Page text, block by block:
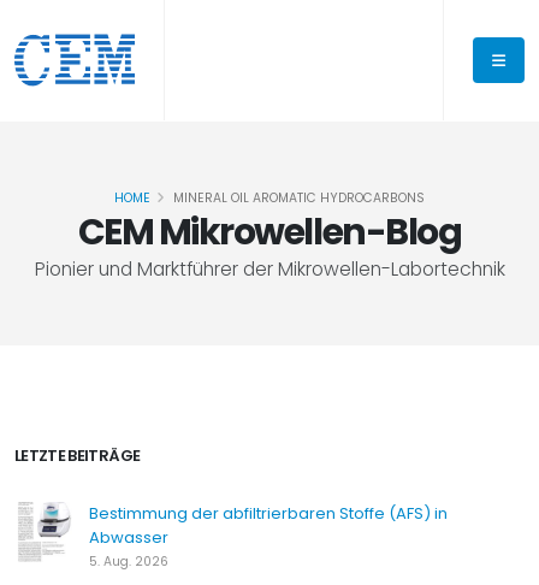
CEM Mikrowellen-Blog
Pionier und Marktführer der Mikrowellen-Labortechnik
HOME MINERAL OIL AROMATIC HYDROCARBONS
LETZTE BEITRÄGE
Bestimmung der abfiltrierbaren Stoffe (AFS) in
Abwasser
5. Aug. 2026